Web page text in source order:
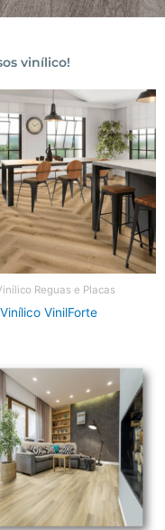
vinílico!
Reguas e Placas
VinilForte